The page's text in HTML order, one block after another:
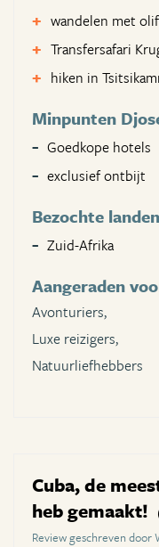
wandelen met
Transfersafari
hiken in
Minpunten
Goedkope hotels
exclusief ontbijt
Bezochte landen
Zuid-Afrika
Aangeraden
Avonturiers,
Luxe reizigers,
Natuurliefhebbers
Cuba, de
heb gemaakt!
Review geschreven door